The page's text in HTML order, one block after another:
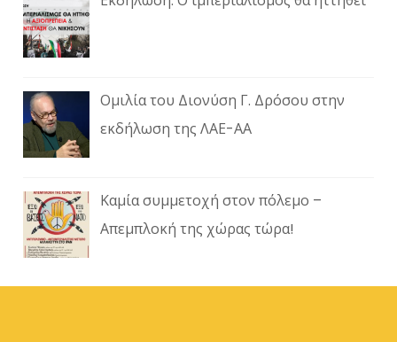
Ομιλία του Διονύση Γ. Δρόσου στην
εκδήλωση της ΛΑΕ-ΑΑ
Καμία συμμετοχή στον πόλεμο –
Απεμπλοκή της χώρας τώρα!